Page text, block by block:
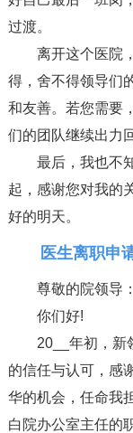
过渡。
离开这个医院
得，舍不得领导们
和友善。若您需要
们的团队继续出力
最后，我也不
起，感谢您对我的
好的明天。
医生离职申
尊敬的院领导：
你们好!
20__年初，新
的信任与认可，感
华的机会，任命我
白院办公室主任的